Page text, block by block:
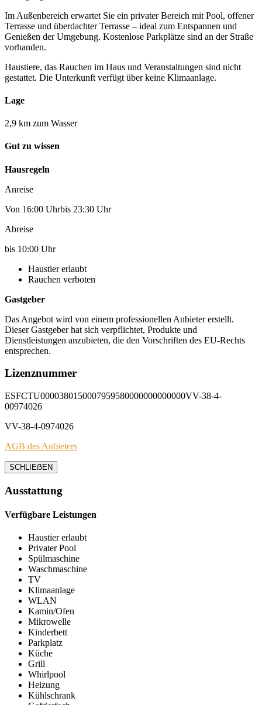
Im Außenbereich erwartet Sie ein privater Bereich mit Pool, offener
Terrasse und überdachter Terrasse – ideal zum Entspannen und
Genießen der Umgebung. Kostenlose Parkplätze sind an der Straße
vorhanden.
Haustiere, das Rauchen im Haus und Veranstaltungen sind nicht
gestattet. Die Unterkunft verfügt über keine Klimaanlage.
Lage
2,9 km zum Wasser
Gut zu wissen
Hausregeln
Anreise
Von 16:00 Uhrbis 23:30 Uhr
Abreise
bis 10:00 Uhr
Haustier erlaubt
Rauchen verboten
Gastgeber
Das Angebot wird von einem professionellen Anbieter erstellt.
Dieser Gastgeber hat sich verpflichtet, Produkte und
Dienstleistungen anzubieten, die den Vorschriften des EU-Rechts
entsprechen.
Lizenznummer
ESFCTU0000380150007959580000000000000VV-38-4-
00974026
VV-38-4-0974026
AGB des Anbieters
SCHLIEẞEN
Ausstattung
Verfügbare Leistungen
Haustier erlaubt
Privater Pool
Spülmaschine
Waschmaschine
TV
Klimaanlage
WLAN
Kamin/Ofen
Mikrowelle
Kinderbett
Parkplatz
Küche
Grill
Whirlpool
Heizung
Kühlschrank